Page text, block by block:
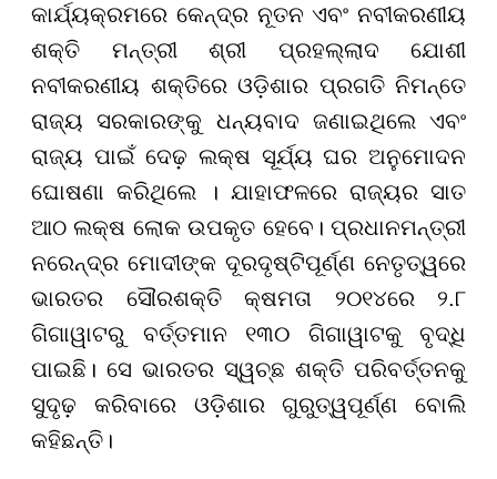
କାର୍ଯ୍ୟକ୍ରମରେ କେନ୍ଦ୍ର ନୂତନ ଏବଂ ନବୀକରଣୀୟ
ଶକ୍ତି ମନ୍ତ୍ରୀ ଶ୍ରୀ ପ୍ରହଲ୍ଲାଦ ଯୋଶୀ
ନବୀକରଣୀୟ ଶକ୍ତିରେ ଓଡ଼ିଶାର ପ୍ରଗତି ନିମନ୍ତେ
ରାଜ୍ୟ ସରକାରଙ୍କୁ ଧନ୍ୟବାଦ ଜଣାଇଥିଲେ ଏବଂ
ରାଜ୍ୟ ପାଇଁ ଦେଢ଼ ଲକ୍ଷ ସୂର୍ଯ୍ୟ ଘର ଅନୁମୋଦନ
ଘୋଷଣା କରିଥିଲେ । ଯାହାଫଳରେ ରାଜ୍ୟର ସାତ
ଆଠ ଲକ୍ଷ ଲୋକ ଉପକୃତ ହେବେ। ପ୍ରଧାନମନ୍ତ୍ରୀ
ନରେନ୍ଦ୍ର ମୋଦୀଙ୍କ ଦୂରଦୃଷ୍ଟିପୂର୍ଣ୍ଣ ନେତୃତ୍ୱରେ
ଭାରତର ସୌରଶକ୍ତି କ୍ଷମତା ୨୦୧୪ରେ ୨.୮
ଗିଗାୱାଟରୁ ବର୍ତ୍ତମାନ ୧୩୦ ଗିଗାୱାଟକୁ ବୃଦ୍ଧି
ପାଇଛି। ସେ ଭାରତର ସ୍ୱଚ୍ଛ ଶକ୍ତି ପରିବର୍ତ୍ତନକୁ
ସୁଦୃଢ଼ କରିବାରେ ଓଡ଼ିଶାର ଗୁରୁତ୍ୱପୂର୍ଣ୍ଣ ବୋଲି
କହିଛନ୍ତି।